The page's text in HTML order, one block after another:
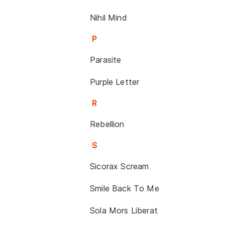
Nihil Mind
P
Parasite
Purple Letter
R
Rebellion
S
Sicorax Scream
Smile Back To Me
Sola Mors Liberat